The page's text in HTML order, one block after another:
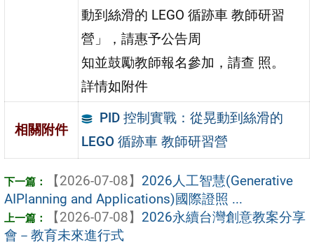
動到絲滑的 LEGO 循跡車 教師研習
營」，請惠予公告周
知並鼓勵教師報名參加，請查 照。
詳情如附件
相關附件
PID 控制實戰：從晃動到絲滑的
LEGO 循跡車 教師研習營
【2026-07-08】 2026人工智慧(Generative
AIPlanning and Applications)國際證照 ...
【2026-07-08】 2026永續台灣創意教案分享
會－教育未來進行式